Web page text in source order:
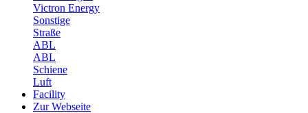
Victron Energy
Sonstige
Straße
ABL
ABL
Schiene
Luft
Facility
Zur Webseite